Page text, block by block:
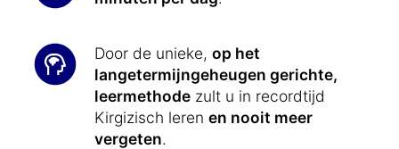
Door de unieke, op het
langetermijngeheugen gerichte,
leermethode zult u in recordtijd
Kirgizisch leren en nooit meer
vergeten.